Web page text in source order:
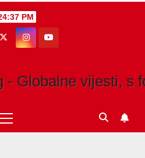
PM